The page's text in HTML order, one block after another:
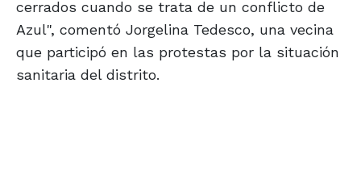
cerrados cuando se trata de un conflicto de
Azul", comentó Jorgelina Tedesco, una vecina
que participó en las protestas por la situación
sanitaria del distrito.